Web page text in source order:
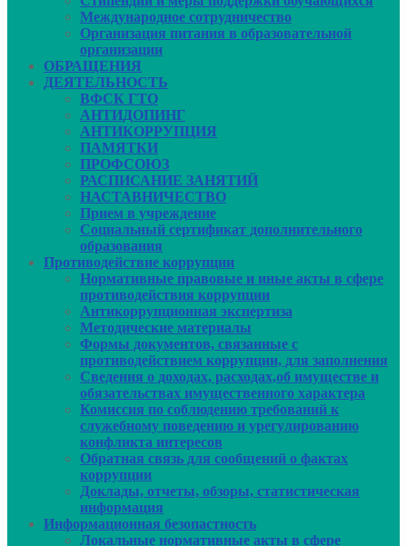
Международное сотрудничество
Организация питания в образовательной
организации
ОБРАЩЕНИЯ
ДЕЯТЕЛЬНОСТЬ
ВФСК ГТО
АНТИДОПИНГ
АНТИКОРРУПЦИЯ
ПАМЯТКИ
ПРОФСОЮЗ
РАСПИСАНИЕ ЗАНЯТИЙ
НАСТАВНИЧЕСТВО
Прием в учреждение
Социальный сертификат дополнительного
образования
Противодействие коррупции
Нормативные правовые и иные акты в сфере
противодействия коррупции
Антикоррупционная экспертиза
Методические материалы
Формы документов, связанные с
противодействием коррупции, для заполнения
Сведения о доходах, расходах,об имуществе и
обязательствах имущественного характера
Комиссия по соблюдению требований к
служебному поведению и урегулированию
конфликта интересов
Обратная связь для сообщений о фактах
коррупции
Доклады, отчеты, обзоры, статистическая
информация
Информационная безопастность
Локальные нормативные акты в сфере